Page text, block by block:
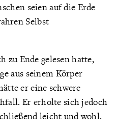
seien auf die Erde
Selbst
zu Ende gelesen hatte,
aus seinem Körper
er eine schwere
Er erholte sich jedoch
leicht und wohl.